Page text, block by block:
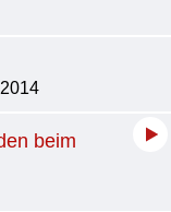
beim